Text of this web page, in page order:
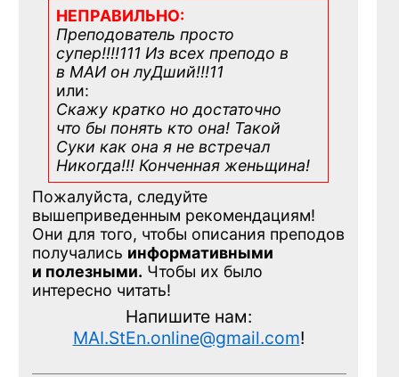
НЕПРАВИЛЬНО:
Преподователь просто
супер!!!!111 Из всех преподо в
в МАИ он луДший!!!11
или:
Скажу кратко но достаточно
что бы понять кто она! Такой
Суки как она я не встречал
Никогда!!! Конченная женьщина!
Пожалуйста, следуйте
вышеприведенным рекомендациям!
Они для того, чтобы описания преподов
получались информативными
и полезными. Чтобы их было
интересно читать!
Напишите нам:
MAI.StEn.online@gmail.com!